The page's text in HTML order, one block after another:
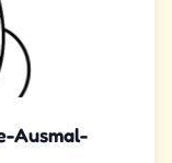
Ausmal-